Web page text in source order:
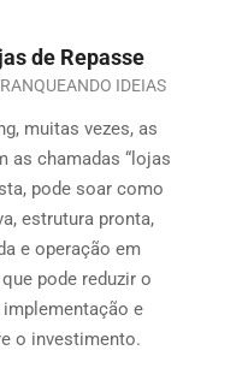
de Repasse
IDEIAS
muitas vezes, as
as chamadas “lojas
pode soar como
estrutura pronta,
e operação em
pode reduzir o
e
o investimento.